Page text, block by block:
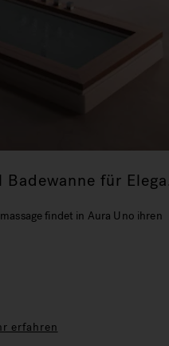
für
findet in Aura Uno ihren
erfahren